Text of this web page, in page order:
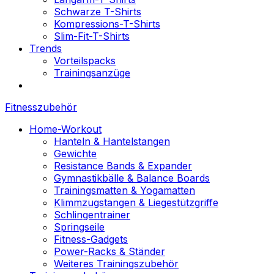
Schwarze T-Shirts
Kompressions-T-Shirts
Slim-Fit-T-Shirts
Trends
Vorteilspacks
Trainingsanzüge
Fitnesszubehör
Home-Workout
Hanteln & Hantelstangen
Gewichte
Resistance Bands & Expander
Gymnastikbälle & Balance Boards
Trainingsmatten & Yogamatten
Klimmzugstangen & Liegestützgriffe
Schlingentrainer
Springseile
Fitness-Gadgets
Power-Racks & Ständer
Weiteres Trainingszubehör